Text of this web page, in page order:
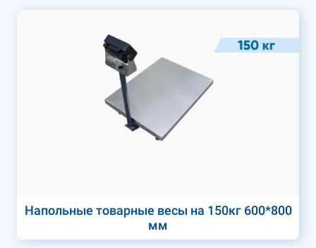
Напольные товарные весы на 150кг 600*800
мм